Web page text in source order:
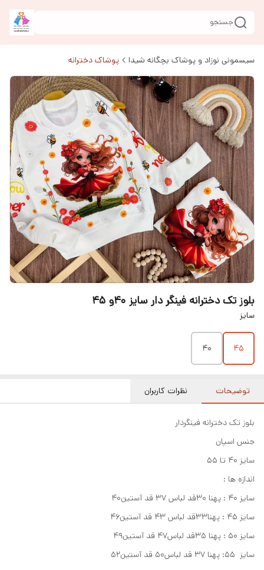
جستجو
سیسمونی نوزاد و پوشاک بچگانه شیدا پوشاک دخترانه
بلوز تک دخترانه فینگر دار سایز ۴۰و ۴۵
سایز
۴۵ ۴۰
توضیحات نظرات کاربران
بلوز تک دخترانه فینگردار
جنس اسپان
سایز ۴۰ تا ۵۵
اندازه ها :
سایز ۴۰ : پهنا ۳۰قد لباس ۳۷ قد آستین۴۰
سایز ۴۵ : پهنا۳۳قد لباس ۴۳ قد آستین۴۶
سایز ۵۰ : پهنا ۳۵قد لباس۴۷ قد آستین۴۹
سایز ۵۵: پهنا ۳۷ قد لباس۵۰ قد آستین۵۲